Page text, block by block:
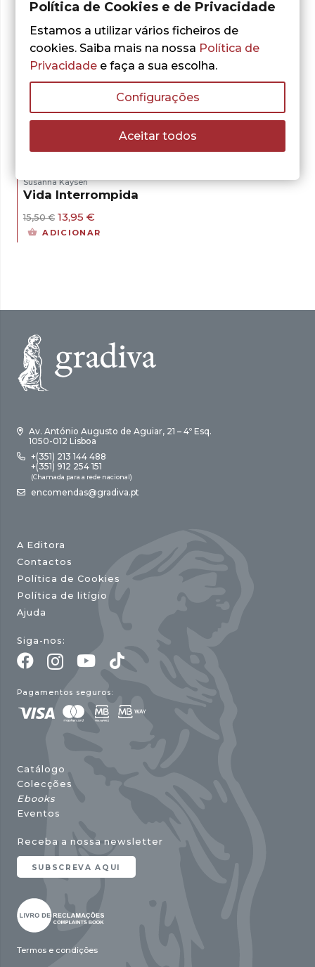
Susanna Kaysen
Vida Interrompida
15,50€ O
preço
original
13,95 €
preço
atual
ADICIONAR
Av. António Augusto de Aguiar, 21 – 4º Esq.
1050-012 Lisboa
+(351) 213 144 488
+(351) 912 254 151
(Chamada para a rede nacional)
encomendas@gradiva.pt
A Editora
Contactos
Política de Cookies
Política de litígio
Ajuda
Siga-nos:
Pagamentos seguros:
Catálogo
Colecções
Ebooks
Eventos
Receba a nossa newsletter
SUBSCREVA AQUI
Termos e condições
Política de Cookies e de Privacidade
Estamos a utilizar vários ficheiros de
cookies. Saiba mais na nossa Política de
Privacidade e faça a sua escolha.
Configurações
Aceitar todos